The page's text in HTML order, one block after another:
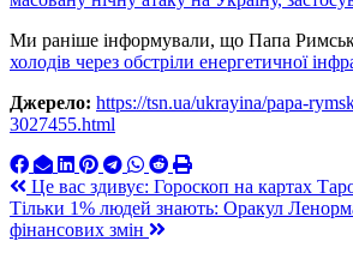
Ми раніше інформували, що Папа
холодів через обстріли енергетичної
Джерело: https://tsn.ua/ukrayina/papa-
3027455.html
Навигация
по
Це вас здивує: Гороскоп на картах
Тільки 1% людей знають: Оракул
фінансових змін